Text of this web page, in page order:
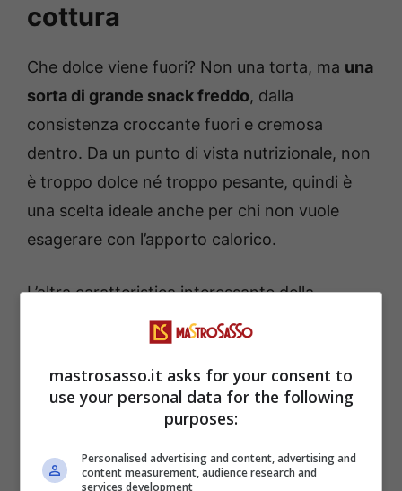
cottura
Che dolce viene fuori? Non una torta, ma una
sorta di grande snack freddo, dalla
consistenza croccante fuori e cremosa
dentro. Da un punto di vista nutrizionale, non
è troppo dolce né troppo pesante, quindi è
una scelta ideale anche per chi non vuole
esagerare con l’apporto calorico.
L’altra caratteristica interessante della
sbriciolata senza cottura è che si prepara in
un quarto d’ora. Inoltre, si conserva bene in
frigo anche per un paio di giorni. Un dettaglio
puramente teorico, dato che di solito finisce
mastrosasso.it asks for your consent to
use your personal data for the following
purposes:
Personalised advertising and content, advertising and
content measurement, audience research and
services development